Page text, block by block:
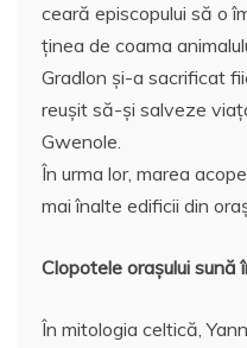
ceară episcopului să o
ţinea de coama
Gradlon şi-a sacrificat
reuşit să-şi salveze
Gwenole.
În urma lor, marea
mai înalte edificii din
Clopotele oraşului sună
În mitologia celtică,